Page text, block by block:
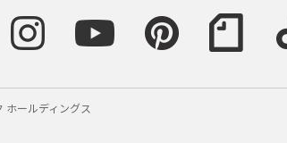
ホールディングス